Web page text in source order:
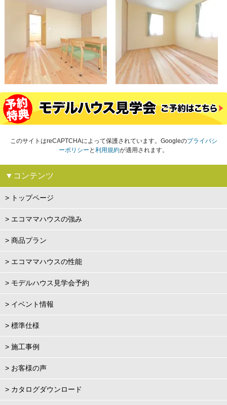
このサイトはreCAPTCHAによって保護されています。Googleのプライバシ
ーポリシー と 利用規約が適用されます。
▼コンテンツ
> トップページ
> エコママハウスの強み
> 商品プラン
> エコママハウスの性能
> モデルハウス見学会予約
> イベント情報
> 標準仕様
> 施工事例
> お客様の声
> カタログダウンロード